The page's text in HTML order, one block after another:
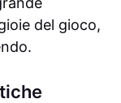
del gioco,